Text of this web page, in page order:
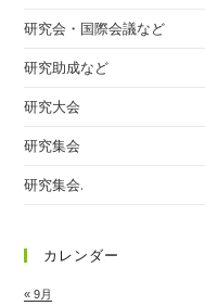
研究会・国際会議など
研究助成など
研究大会
研究集会
研究集会.
カレンダー
« 9月